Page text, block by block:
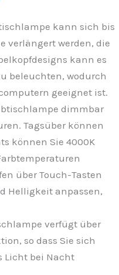
kann sich bis
verlängert werden, die
kann es
beleuchten, wodurch
geeignet ist.
dimmbar
Tagsüber können
können Sie 4000K
über Touch-Tasten
Helligkeit anpassen,
verfügt über
so dass Sie sich
Licht bei Nacht